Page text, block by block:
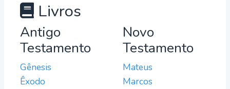
Livros
Antigo
Testamento
Gênesis
Êxodo
Novo
Testamento
Mateus
Marcos